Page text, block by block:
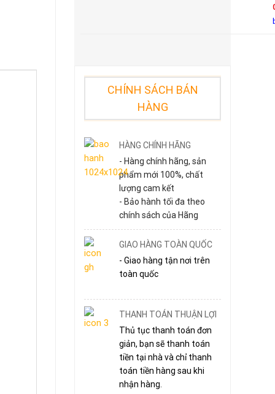
CHÍNH SÁCH BÁN
HÀNG
HÀNG CHÍNH HÃNG
- Hàng chính hãng, sản
phẩm mới 100%, chất
lượng cam kết
- Bảo hành tối đa theo
chính sách của Hãng
GIAO HÀNG TOÀN QUỐC
- Giao hàng tận nơi trên
toàn quốc
THANH TOÁN THUẬN LỢI
Thủ tục thanh toán đơn
giản, bạn sẽ thanh toán
tiền tại nhà và chỉ thanh
toán tiền hàng sau khi
nhận hàng.